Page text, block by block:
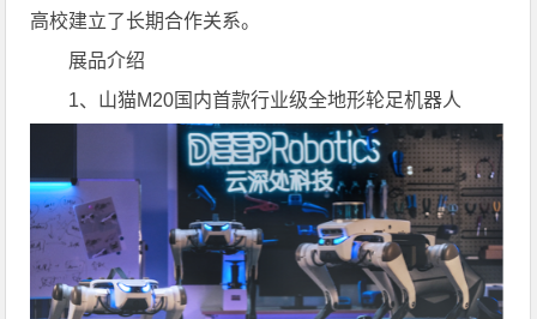
高校建立了长期合作关系。
展品介绍
1、山猫M20国内首款行业级全地形轮足机器人